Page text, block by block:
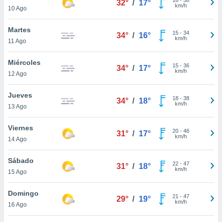
más
nuestra
y
de
disponible
cookies
aceptar
10 Ago
32° / 17°
km/h
Martes
11 Ago
34° / 16° 15- 34
km/h
Miércoles
12 Ago
34° / 17° 15- 36
km/h
Jueves
13 Ago
34° / 18° 18- 38
km/h
Viernes
14 Ago
31° / 17° 20- 46
km/h
Sábado
15 Ago
31° / 18° 22- 47
km/h
Domingo
16 Ago
29° / 19° 21 - 47
km/h